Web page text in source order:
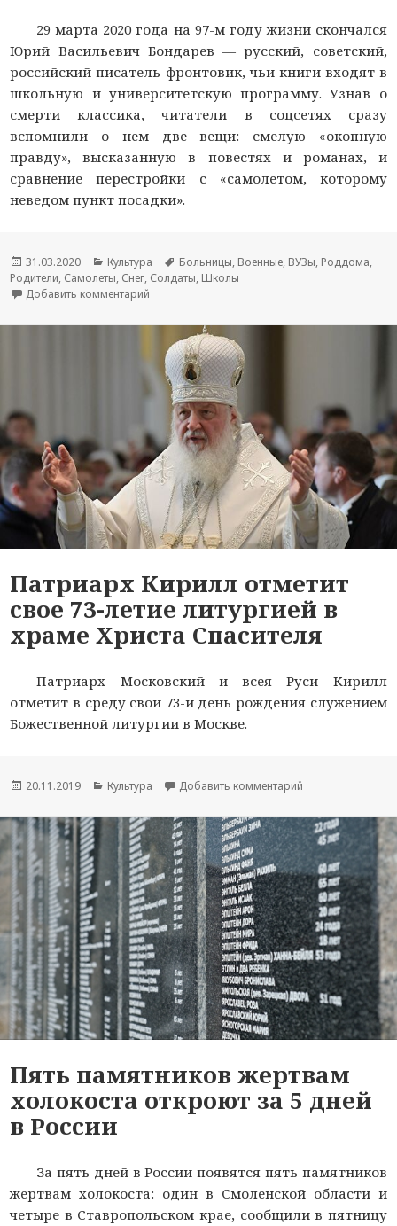
29 марта 2020 года на 97-м году жизни скончался
Юрий Васильевич Бондарев — русский, советский,
российский писатель-фронтовик, чьи книги входят в
школьную и университетскую программу. Узнав о
смерти классика, читатели в соцсетях сразу
вспомнили о нем две вещи: смелую «окопную
правду», высказанную в повестях и романах, и
сравнение перестройки с «самолетом, которому
неведом пункт посадки».
Опубликовано
31.03.2020 Рубрики
Культура Метки
Больницы, Военные, ВУЗы, Роддома,
Родители, Самолеты, Снег, Солдаты, Школы
Добавить комментарий
Патриарх Кирилл отметит
свое 73-летие литургией в
храме Христа Спасителя
Патриарх Московский и всея Руси Кирилл
отметит в среду свой 73-й день рождения служением
Божественной литургии в Москве.
Опубликовано
20.11.2019 Рубрики
Культура Добавить комментарий
Пять памятников жертвам
холокоста откроют за 5 дней
в России
За пять дней в России появятся пять памятников
жертвам холокоста: один в Смоленской области и
четыре в Ставропольском крае, сообщили в пятницу